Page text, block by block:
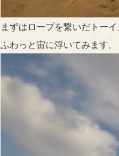
まずはロープを繋いだトー
ふわっと宙に浮いてみます。